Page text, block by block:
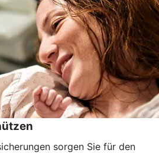
sorgen Sie für den